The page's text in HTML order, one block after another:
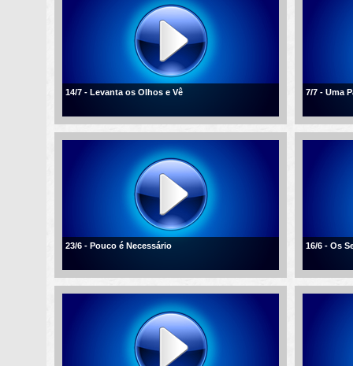
14/7 - Levanta os Olhos e Vê 7/7 - Uma
23/6 - Pouco é Necessário 16/6 - Os